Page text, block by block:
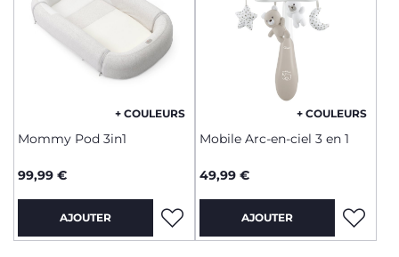
+ COULEURS
Mommy Pod 3in1
99,99 €
AJOUTER
+ COULEURS
Mobile Arc-en-ciel 3 en 1
49,99 €
AJOUTER